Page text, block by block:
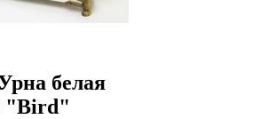
белая
"Bird"